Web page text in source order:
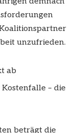
unzufrieden.
ab
– die
beträgt die